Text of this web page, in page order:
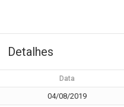
Detalhes
Data
04/08/2019